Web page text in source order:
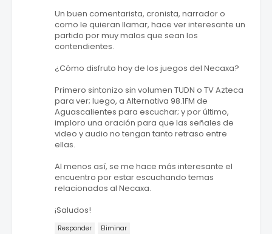
Un buen comentarista, cronista, narrador o
como le quieran llamar, hace ver interesante un
partido por muy malos que sean los
contendientes.
¿Cómo disfruto hoy de los juegos del Necaxa?
Primero sintonizo sin volumen TUDN o TV Azteca
para ver; luego, a Alternativa 98.1FM de
Aguascalientes para escuchar; y por último,
imploro una oración para que las señales de
video y audio no tengan tanto retraso entre
ellas.
Al menos así, se me hace más interesante el
encuentro por estar escuchando temas
relacionados al Necaxa.
¡Saludos!
Responder Eliminar